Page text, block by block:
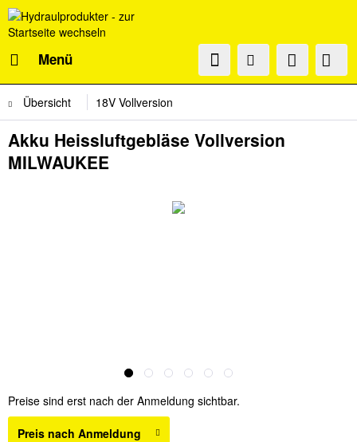
Menü
Übersicht 18V Vollversion
Akku Heissluftgebläse Vollversion
MILWAUKEE
Preise sind erst nach der Anmeldung sichtbar.
Preis nach Anmeldung